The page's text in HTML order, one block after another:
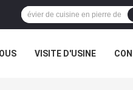
VISITE D'USINE